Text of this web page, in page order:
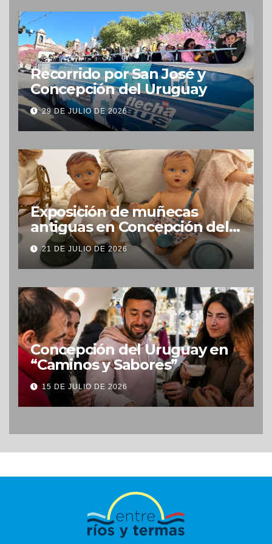
Recorrido por San José y
Concepción del Uruguay
29 DE JULIO DE 2026
Exposición de muñecas
antiguas en Concepción del
Uruguay
21 DE JULIO DE 2026
Concepción del Uruguay en
“Caminos y Sabores”
15 DE JULIO DE 2026